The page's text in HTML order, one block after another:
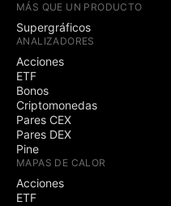
MÁS QUE UN PRODUCTO
Supergráficos
ANALIZADORES
Acciones
ETF
Bonos
Criptomonedas
Pares CEX
Pares DEX
Pine
MAPAS DE CALOR
Acciones
ETF